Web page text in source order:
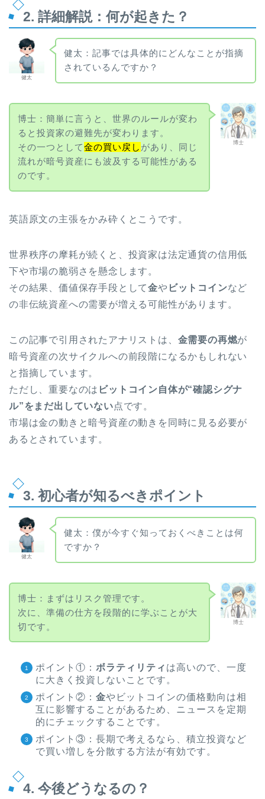
2. 詳細解説：何が起きた？
健太
健太：記事では具体的にどんなことが指摘
されているんですか？
博士
博士：簡単に言うと、世界のルールが変わ
ると投資家の避難先が変わります。
その一つとして金の買い戻し があり、同じ
流れが暗号資産にも波及する可能性がある
のです。
英語原文の主張をかみ砕くとこうです。
世界秩序の摩耗が続くと、投資家は法定通貨の信用低
下や市場の脆弱さを懸念します。
その結果、価値保存手段として金や ビットコインなど
の非伝統資産への需要が増える可能性があります。
この記事で引用されたアナリストは、 金需要の再燃が
暗号資産の次サイクルへの前段階になるかもしれない
と指摘しています。
ただし、重要なのは ビットコイン自体が“確認シグナ
ル”をまだ出していない点です。
市場は金の動きと暗号資産の動きを同時に見る必要が
あるとされています。
3. 初心者が知るべきポイント
健太
健太：僕が今すぐ知っておくべきことは何
ですか？
博士
博士：まずはリスク管理です。
次に、準備の仕方を段階的に学ぶことが大
切です。
ポイント①： ボラティリティ は高いので、一度
に大きく投資しないことです。
ポイント②： 金やビットコインの価格動向は相
互に影響することがあるため、ニュースを定期
的にチェックすることです。
ポイント③：長期で考えるなら、積立投資など
で買い増しを分散する方法が有効です。
4. 今後どうなるの？